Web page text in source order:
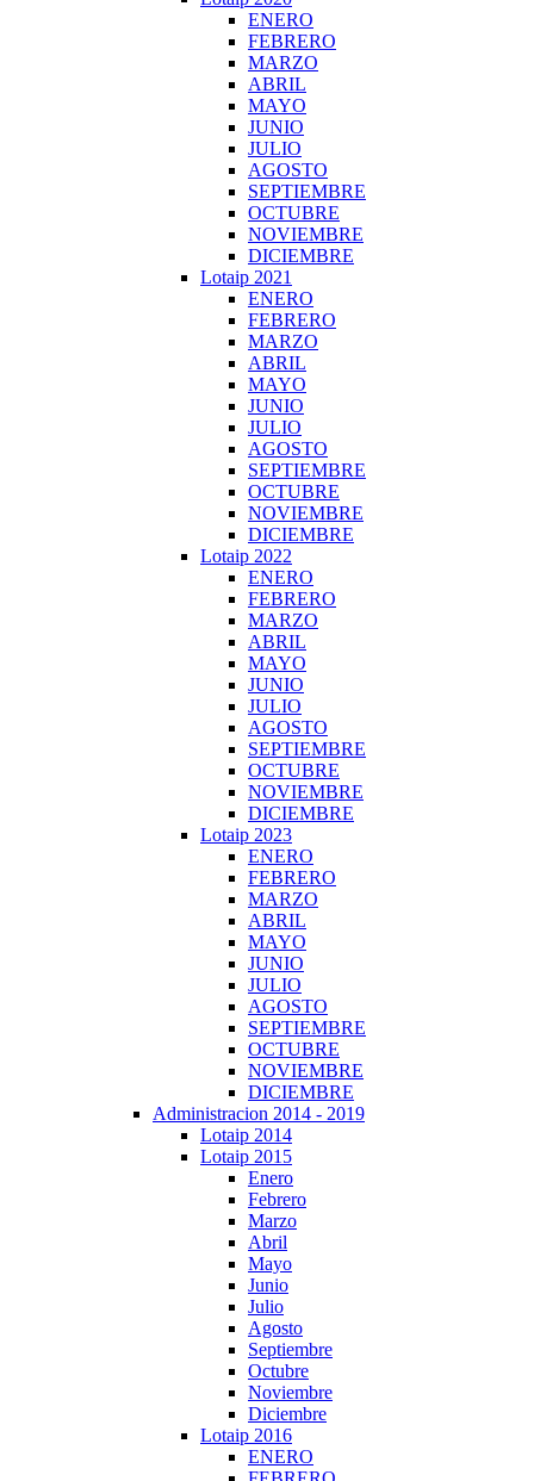
ENERO
FEBRERO
MARZO
ABRIL
MAYO
JUNIO
JULIO
AGOSTO
SEPTIEMBRE
OCTUBRE
NOVIEMBRE
DICIEMBRE
Lotaip 2021
ENERO
FEBRERO
MARZO
ABRIL
MAYO
JUNIO
JULIO
AGOSTO
SEPTIEMBRE
OCTUBRE
NOVIEMBRE
DICIEMBRE
Lotaip 2022
ENERO
FEBRERO
MARZO
ABRIL
MAYO
JUNIO
JULIO
AGOSTO
SEPTIEMBRE
OCTUBRE
NOVIEMBRE
DICIEMBRE
Lotaip 2023
ENERO
FEBRERO
MARZO
ABRIL
MAYO
JUNIO
JULIO
AGOSTO
SEPTIEMBRE
OCTUBRE
NOVIEMBRE
DICIEMBRE
Administracion 2014 - 2019
Lotaip 2014
Lotaip 2015
Enero
Febrero
Marzo
Abril
Mayo
Junio
Julio
Agosto
Septiembre
Octubre
Noviembre
Diciembre
Lotaip 2016
ENERO